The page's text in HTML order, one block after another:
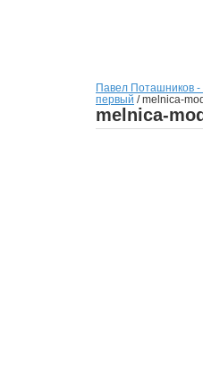
Павел Поташников
первый /melnica-
melnica-